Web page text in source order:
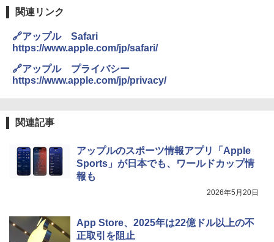
関連リンク
🔗アップル Safari
https://www.apple.com/jp/safari/
🔗アップル プライバシー
https://www.apple.com/jp/privacy/
関連記事
アップルのスポーツ情報アプリ「Apple
Sports」が日本でも、ワールドカップ情
報も
2026年5月20日
App Store、2025年は22億ドル以上の不
正取引を阻止